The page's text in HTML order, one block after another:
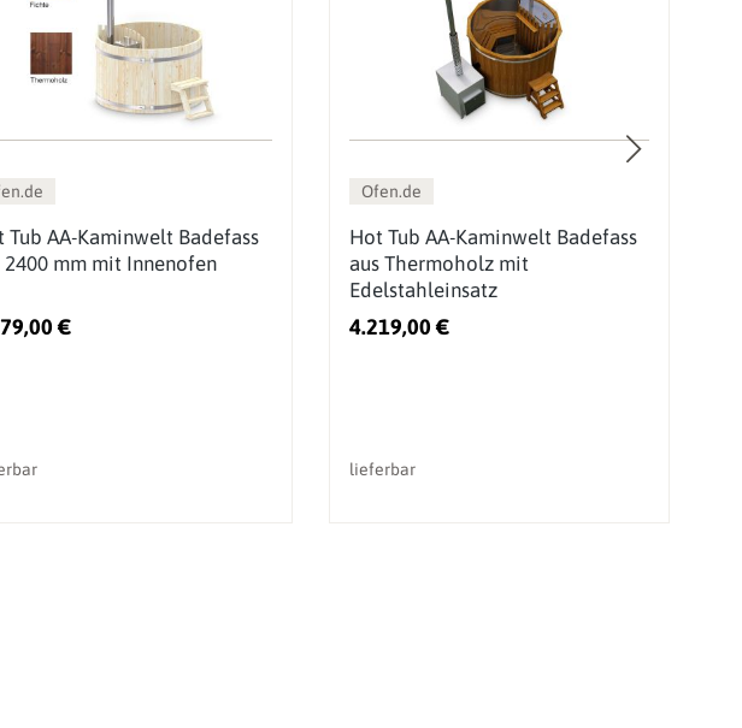
Tub AA-Kaminwelt Badefass
2400 mm mit Innenofen
€
Ofen.de
Hot Tub AA-Kaminwelt Badefass
aus Thermoholz mit
Edelstahleinsatz
4.219,00 €
lieferbar